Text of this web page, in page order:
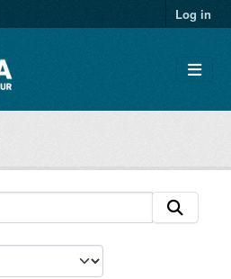
Log in